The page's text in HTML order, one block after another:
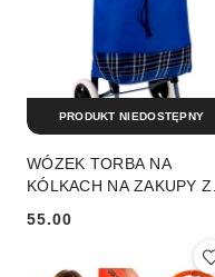
WÓZEK TORBA NA
KÓLKACH NA ZAKUPY ZE
Cena:
55.00
PRODUKT NIEDOSTĘPNY